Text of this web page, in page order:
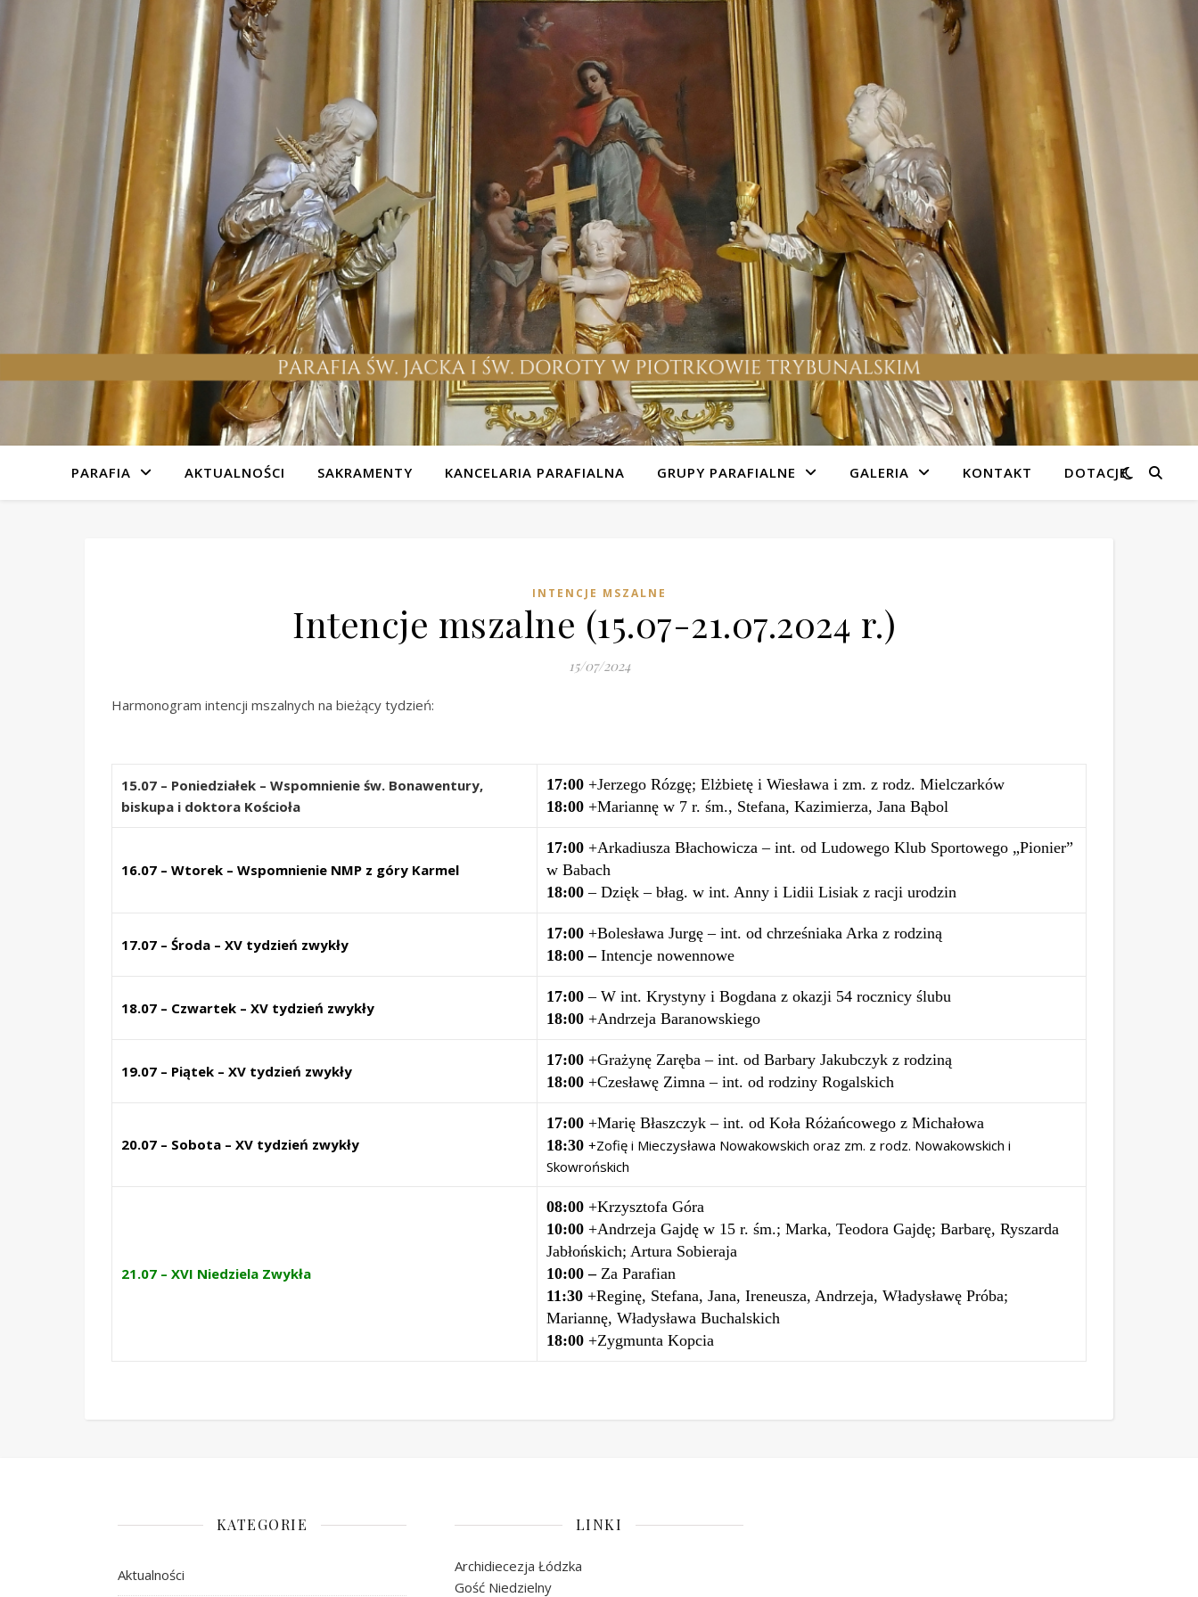
PARAFIA AKTUALNOŚCI SAKRAMENTY KANCELARIA PARAFIALNA GRUPY PARAFIALNE GALERIA KONTAKT DOTACJE
INTENCJE MSZALNE
Intencje mszalne (15.07-21.07.2024 r.)
15/07/2024
Harmonogram intencji mszalnych na bieżący tydzień:
15.07 – Poniedziałek – Wspomnienie św. Bonawentury,
biskupa i doktora Kościoła
17:00 +Jerzego Rózgę; Elżbietę i Wiesława i zm. z rodz. Mielczarków
18:00 +Mariannę w 7 r. śm., Stefana, Kazimierza, Jana Bąbol
16.07 – Wtorek – Wspomnienie NMP z góry Karmel
17:00 +Arkadiusza Błachowicza – int. od Ludowego Klub Sportowego „Pionier”
w Babach
18:00– Dzięk – błag. w int. Anny i Lidii Lisiak z racji urodzin
17.07 – Środa – XV tydzień zwykły
17:00 +Bolesława Jurgę – int. od chrześniaka Arka z rodziną
18:00 – Intencje nowennowe
18.07 – Czwartek – XV tydzień zwykły
17:00 – W int. Krystyny i Bogdana z okazji 54 rocznicy ślubu
18:00 +Andrzeja Baranowskiego
19.07 – Piątek – XV tydzień zwykły
17:00 +Grażynę Zaręba – int. od Barbary Jakubczyk z rodziną
18:00 +Czesławę Zimna – int. od rodziny Rogalskich
20.07 – Sobota – XV tydzień zwykły
17:00 +Marię Błaszczyk – int. od Koła Różańcowego z Michałowa
18:30 +Zofię i Mieczysława Nowakowskich oraz zm. z rodz. Nowakowskich i
Skowrońskich
21.07 – XVI Niedziela Zwykła
08:00 +Krzysztofa Góra
10:00 +Andrzeja Gajdę w 15 r. śm.; Marka, Teodora Gajdę; Barbarę, Ryszarda
Jabłońskich; Artura Sobieraja
10:00 – Za Parafian
11:30 +Reginę, Stefana, Jana, Ireneusza, Andrzeja, Władysławę Próba;
Mariannę, Władysława Buchalskich
18:00 +Zygmunta Kopcia
KATEGORIE
Aktualności
LINKI
Archidiecezja Łódzka
Gość Niedzielny